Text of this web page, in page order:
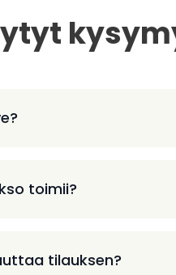
toimii?
tilauksen?